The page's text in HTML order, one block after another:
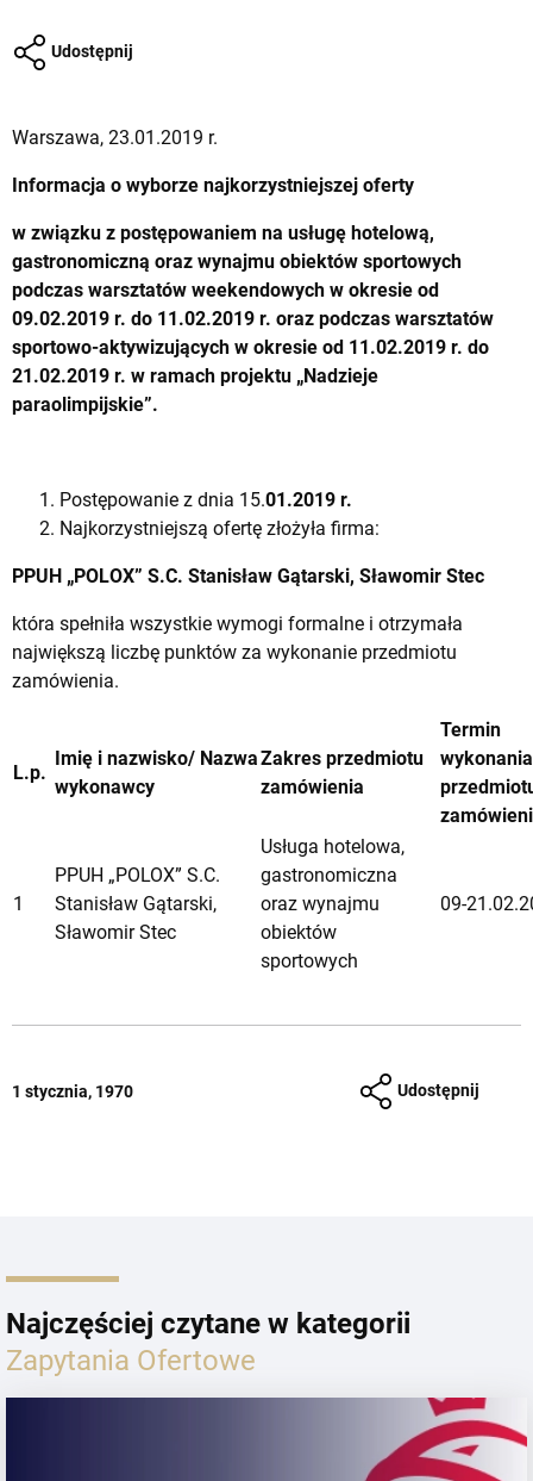
Udostępnij
Warszawa, 23.01.2019 r.
Informacja o wyborze najkorzystniejszej oferty
w związku z postępowaniem na usługę hotelową,
gastronomiczną oraz wynajmu obiektów sportowych
podczas warsztatów weekendowych w okresie od
09.02.2019 r. do 11.02.2019 r. oraz podczas warsztatów
sportowo-aktywizujących w okresie od 11.02.2019 r. do
21.02.2019 r. w ramach projektu „Nadzieje
paraolimpijskie”.
Postępowanie z dnia 15.01.2019 r.
Najkorzystniejszą ofertę złożyła firma:
PPUH „POLOX” S.C. Stanisław Gątarski, Sławomir Stec
która spełniła wszystkie wymogi formalne i otrzymała
największą liczbę punktów za wykonanie przedmiotu
zamówienia.
L.p.
Imię i nazwisko/ Nazwa
wykonawcy
Zakres przedmiotu
zamówienia
Termin
wykonania
1
PPUH „POLOX” S.C.
Stanisław Gątarski,
Sławomir Stec
Usługa hotelowa,
gastronomiczna
oraz wynajmu
obiektów
sportowych
09-
1 stycznia, 1970 Udostępnij
Najczęściej czytane w kategorii
Zapytania Ofertowe